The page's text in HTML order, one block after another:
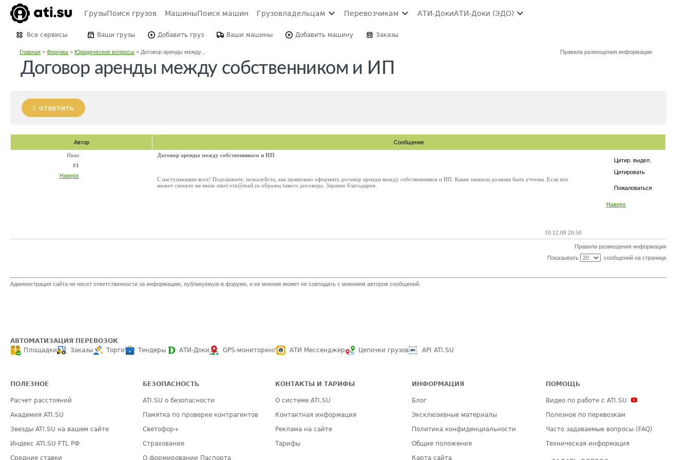
ГрузыПоиск грузов МашиныПоиск машин Грузовладельцам Перевозчикам АТИ-ДокиАТИ-Доки (ЭДО)
Все сервисы Ваши грузы Добавить груз Ваши машины Добавить машину Заказы
Главная >Форумы >Юридические вопросы > Договор аренды между... Правила размещения информации
Договор аренды между собственником и ИП
ОТВЕТИТЬ
Автор Сообщение
Цитир. выдел.
Цитировать
Пожаловаться
Наверх
Иван
#1
Наверх
Договор аренды между собственником и ИП
С наступающим всех! Подскажите, пожалуйста, как правильно оформить договор аренды между собственником и ИП. Какие нюансы должны быть учтены. Если кто
может скиньте на мыло zmei.vrn@mail.ru образец такого договора. Заранее благодарен.
10.12.08 20:50
Правила размещения информации
Показывать
сообщений на странице
Администрация сайта не несет ответственности за информацию, публикуемую в форуме, и ее мнение может не совпадать с мнением авторов сообщений.
АВТОМАТИЗАЦИЯ ПЕРЕВОЗОК
Площадки
Заказы Торги Тендеры АТИ-Доки GPS-мониторинг АТИ Мессенджер Цепочки грузов API ATI.SU
ПОЛЕЗНОЕ
Расчет расстояний
Академия ATI.SU
Звезды ATI.SU на вашем сайте
Индекс ATI.SU FTL РФ
Средние ставки
БЕЗОПАСНОСТЬ
ATI.SU о безопасности
Памятка по проверке контрагентов
Светофор+
Страхование
О формировании Паспорта
КОНТАКТЫ И ТАРИФЫ
О системе ATI.SU
Контактная информация
Реклама на сайте
Тарифы
ИНФОРМАЦИЯ
Блог
Эксклюзивные материалы
Политика конфиденциальности
Общие положения
Карта сайта
ПОМОЩЬ
Видео по работе с ATI.SU
Полезное по перевозкам
Часто задаваемые вопросы (FAQ)
Техническая информация